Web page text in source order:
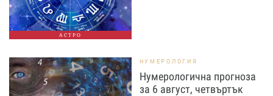
АСТРО
НУМЕРОЛОГИЯ
Нумерологична прогноза
за 6 август, четвъртък